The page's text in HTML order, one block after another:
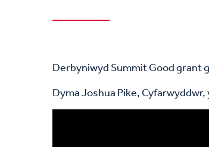
Derbyniwyd Summit Good grant
Dyma Joshua Pike,